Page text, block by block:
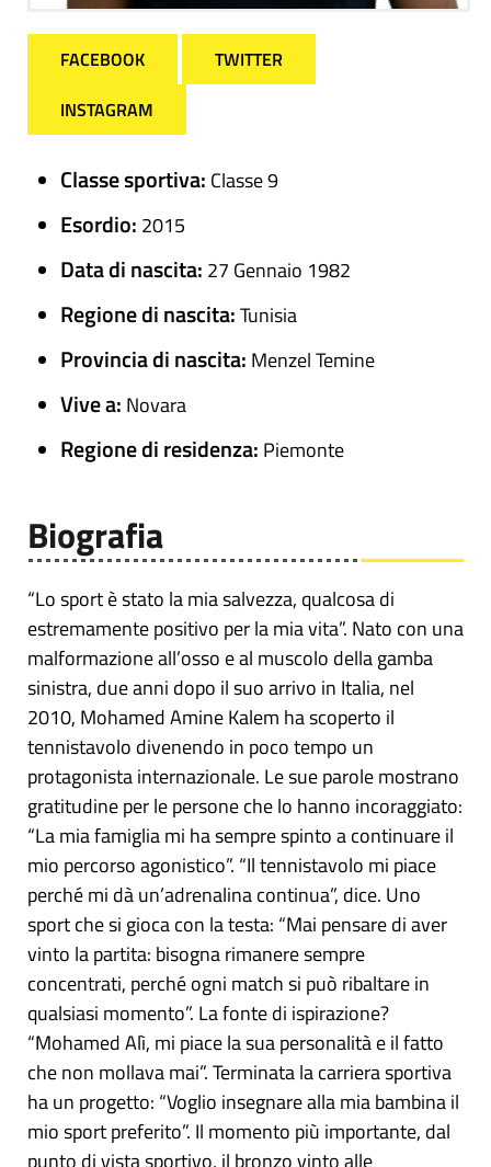
FACEBOOK
TWITTER
INSTAGRAM
Classe sportiva: Classe 9
Esordio: 2015
Data di nascita: 27 Gennaio 1982
Regione di nascita:Tunisia
Provincia di nascita: Menzel Temine
Vive a: Novara
Regione di residenza: Piemonte
Biografia
“Lo sport è stato la mia salvezza, qualcosa di
estremamente positivo per la mia vita”. Nato con una
malformazione all’osso e al muscolo della gamba
sinistra, due anni dopo il suo arrivo in Italia, nel
2010, Mohamed Amine Kalem ha scoperto il
tennistavolo divenendo in poco tempo un
protagonista internazionale. Le sue parole mostrano
gratitudine per le persone che lo hanno incoraggiato:
“La mia famiglia mi ha sempre spinto a continuare il
mio percorso agonistico”. “Il tennistavolo mi piace
perché mi dà un’adrenalina continua”, dice. Uno
sport che si gioca con la testa: “Mai pensare di aver
vinto la partita: bisogna rimanere sempre
concentrati, perché ogni match si può ribaltare in
qualsiasi momento”. La fonte di ispirazione?
“Mohamed Alì, mi piace la sua personalità e il fatto
che non mollava mai”. Terminata la carriera sportiva
ha un progetto: “Voglio insegnare alla mia bambina il
mio sport preferito”. Il momento più importante, dal